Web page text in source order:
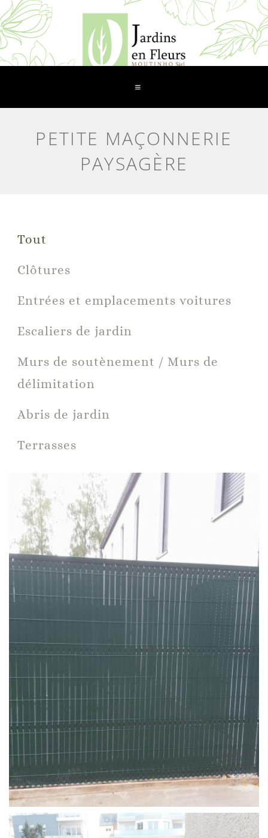
PETITE MAÇONNERIE
PAYSAGÈRE
Tout
Clôtures
Entrées et emplacements voitures
Escaliers de jardin
Murs de soutènement / Murs de
délimitation
Abris de jardin
Terrasses